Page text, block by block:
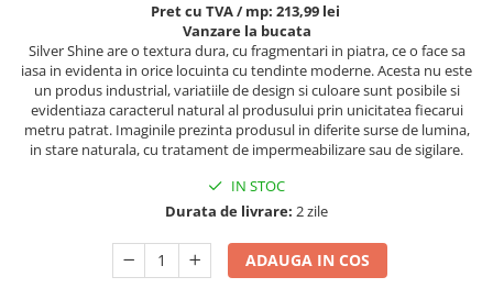
Pret cu TVA / mp: 213,99 lei
Vanzare la bucata
Silver Shine are o textura dura, cu fragmentari in piatra, ce o face sa
iasa in evidenta in orice locuinta cu tendinte moderne. Acesta nu este
un produs industrial, variatiile de design si culoare sunt posibile si
evidentiaza caracterul natural al produsului prin unicitatea fiecarui
metru patrat. Imaginile prezinta produsul in diferite surse de lumina,
in stare naturala, cu tratament de impermeabilizare sau de sigilare.
IN STOC
Durata de livrare: 2 zile
ADAUGA IN COS